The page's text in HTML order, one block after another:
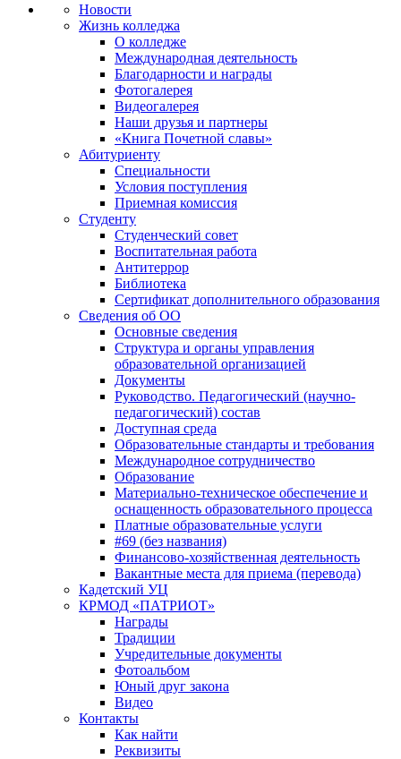
Новости
Жизнь колледжа
О колледже
Международная деятельность
Благодарности и награды
Фотогалерея
Видеогалерея
Наши друзья и партнеры
«Книга Почетной славы»
Абитуриенту
Специальности
Условия поступления
Приемная комиссия
Студенту
Студенческий совет
Воспитательная работа
Антитеррор
Библиотека
Сертификат дополнительного образования
Сведения об ОО
Основные сведения
Структура и органы управления
образовательной организацией
Документы
Руководство. Педагогический (научно-
педагогический) состав
Доступная среда
Образовательные стандарты и требования
Международное сотрудничество
Образование
Материально-техническое обеспечение и
оснащенность образовательного процесса
Платные образовательные услуги
#69 (без названия)
Финансово-хозяйственная деятельность
Вакантные места для приема (перевода)
Кадетский УЦ
КРМОД «ПАТРИОТ»
Награды
Традиции
Учредительные документы
Фотоальбом
Юный друг закона
Видео
Контакты
Как найти
Реквизиты